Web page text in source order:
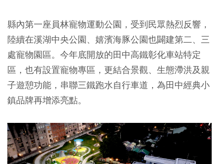
縣內第一座員林寵物運動公園，受到民眾熱烈反響，
陸續在溪湖中央公園、嬉濱海豚公園也闢建第二、三
處寵物園區。今年底開放的田中高鐵彰化車站特定
區，也有設置寵物專區，更結合景觀、生態滯洪及親
子遊憩功能，串聯三鐵跑水自行車道，為田中經典小
鎮品牌再增添亮點。